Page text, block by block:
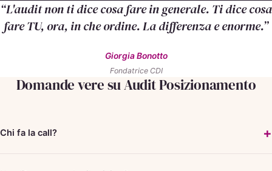
“L'audit non ti dice cosa fare in generale. Ti dice cosa
fare TU, ora, in che ordine. La differenza e enorme.”
Giorgia Bonotto
Fondatrice CDI
Domande vere su Audit Posizionamento
Chi fa la call?